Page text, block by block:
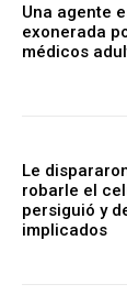
Una agente
exonerada
médicos
Le
robarle el
persiguió y
implicados